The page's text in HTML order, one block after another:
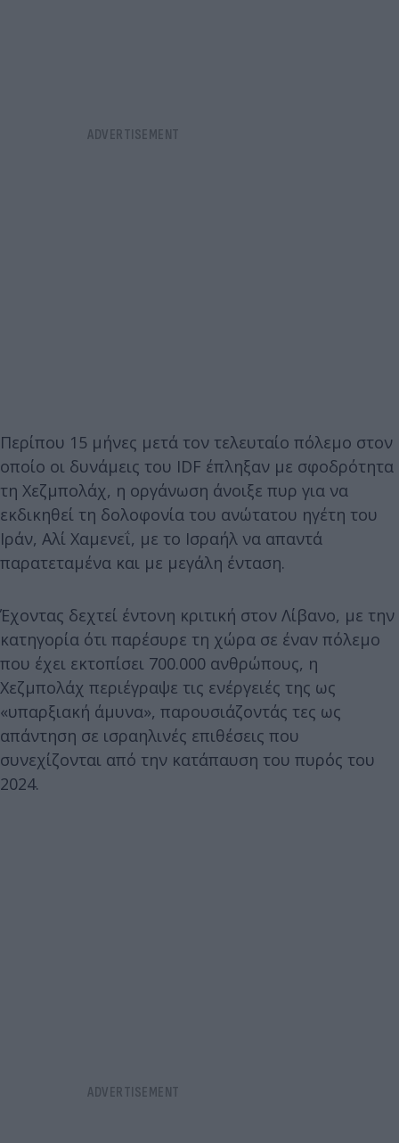
Περίπου 15 μήνες μετά τον τελευταίο πόλεμο στον
οποίο οι δυνάμεις του IDF έπληξαν με σφοδρότητα
τη Χεζμπολάχ, η οργάνωση άνοιξε πυρ για να
εκδικηθεί τη δολοφονία του ανώτατου ηγέτη του
Ιράν, Αλί Χαμενεΐ, με το Ισραήλ να απαντά
παρατεταμένα και με μεγάλη ένταση.
Έχοντας δεχτεί έντονη κριτική στον Λίβανο, με την
κατηγορία ότι παρέσυρε τη χώρα σε έναν πόλεμο
που έχει εκτοπίσει 700.000 ανθρώπους, η
Χεζμπολάχ περιέγραψε τις ενέργειές της ως
«υπαρξιακή άμυνα», παρουσιάζοντάς τες ως
απάντηση σε ισραηλινές επιθέσεις που
συνεχίζονται από την κατάπαυση του πυρός του
2024.